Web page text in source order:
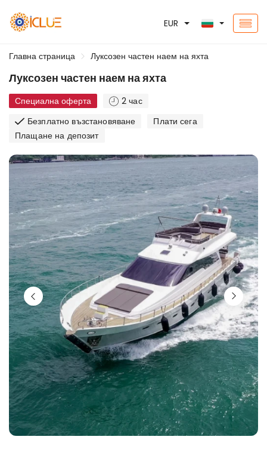
EUR
Главна страница Луксозен частен наем на яхта
Луксозен частен наем на яхта
Специална оферта
2 час
Безплатно възстановяване
Плати сега
Плащане на депозит